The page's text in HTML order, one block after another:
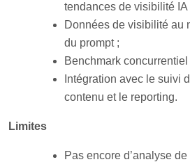
tendances de visibilité IA
Données de visibilité au
du prompt ;
Benchmark concurrentiel
ntégration avec le suivi
contenu et le reporting.
Limites
Pas encore d’analyse